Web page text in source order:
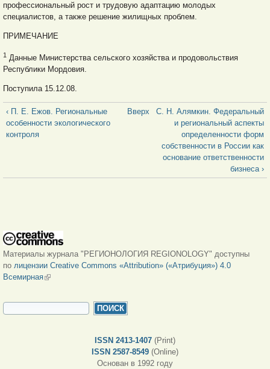
профессиональный рост и трудовую адаптацию молодых
специалистов, а также решение жилищных проблем.
ПРИМЕЧАНИЕ
1 Данные Министерства сельского хозяйства и продовольствия
Республики Мордовия.
Поступила 15.12.08.
‹ П. Е. Ежов. Региональные
особенности экологического
контроля
Вверх
С. Н. Алямкин. Федеральный
и региональный аспекты
определенности форм
собственности в России как
основание ответственности
бизнеса ›
Материалы журнала "РЕГИОНОЛОГИЯ REGIONOLOGY" доступны
по лицензии Creative Commons «Attribution» («Атрибуция») 4.0
Всемирная(внешняя ссылка)
ФОРМА ПОИСКА
ISSN 2413-1407 (Print)
ISSN 2587-8549 (Online)
Основан в 1992 году